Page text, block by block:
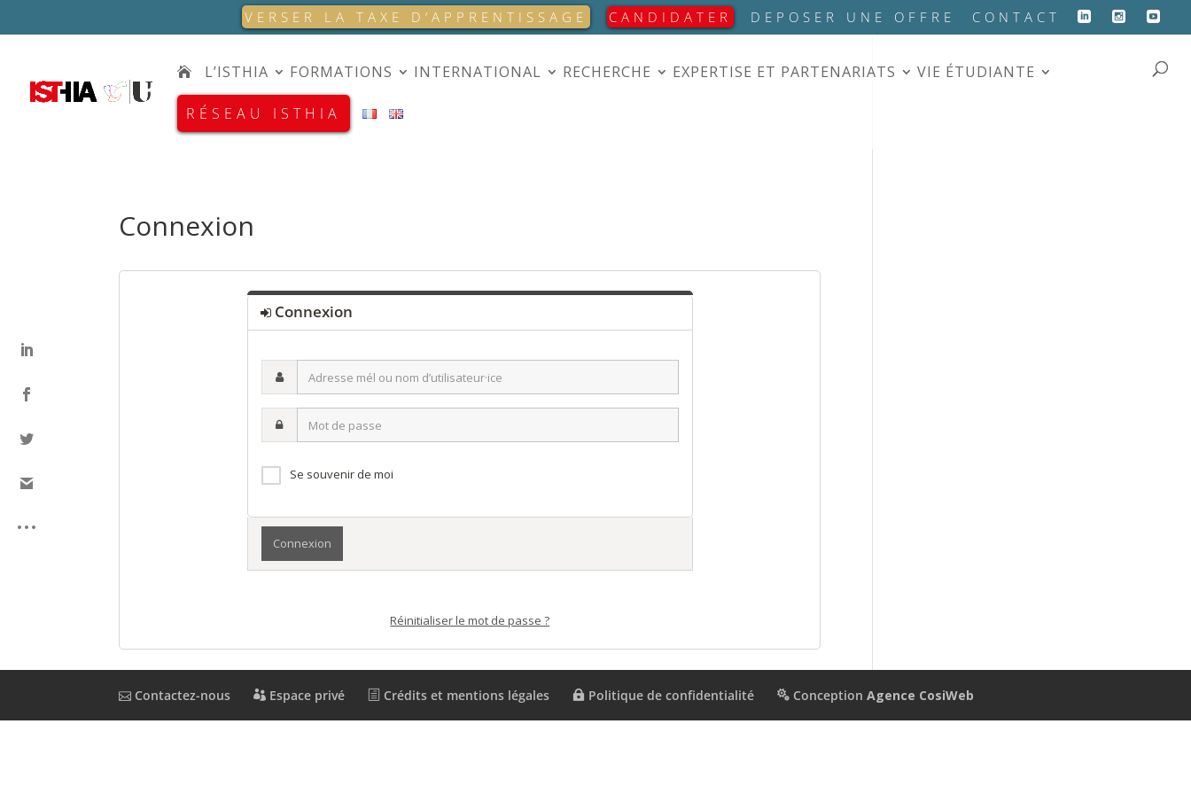
VERSER LA TAXE D’APPRENTISSAGE CANDIDATER DEPOSER UNE OFFRE CONTACT
L’ISTHIA FORMATIONS INTERNATIONAL RECHERCHE EXPERTISE ET PARTENARIATS VIE ÉTUDIANTE
RÉSEAU ISTHIA
Connexion
Connexion
mél
nom
d’utilisateur·ice
Se souvenir de moi
Réinitialiser le mot de passe ?
Contactez-nous Espace privé Crédits et mentions légales Politique de confidentialité ConceptionAgence CosiWeb